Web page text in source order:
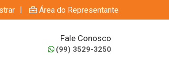
| Área do Representante
Fale Conosco
(99) 3529-3250